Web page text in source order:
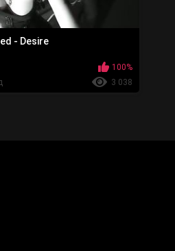
- Desire
100%
3 038